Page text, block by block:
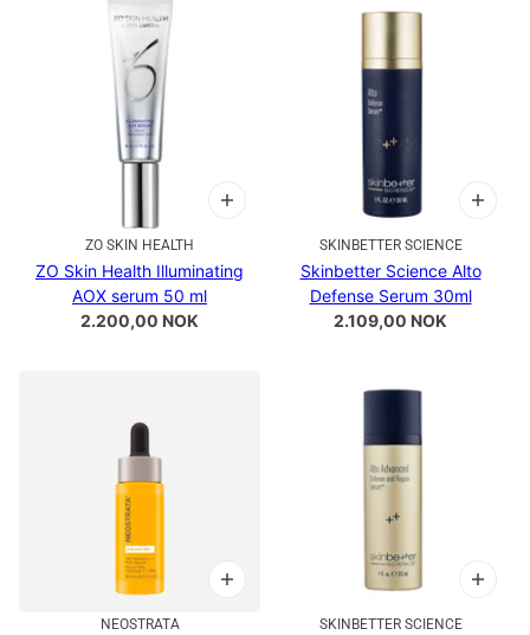
ZO SKIN HEALTH
ZO Skin Health Illuminating
AOX serum 50 ml
2.200,00 NOK
SKINBETTER SCIENCE
Skinbetter Science Alto
Defense Serum 30ml
2.109,00 NOK
NEOSTRATA SKINBETTER SCIENCE